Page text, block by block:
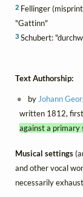
2 Fellinger
"Gattinn"
3 Schubert:
Text Authorship:
by Johann
written 1812,
against a primary
Musical settings
and other vocal
necessarily